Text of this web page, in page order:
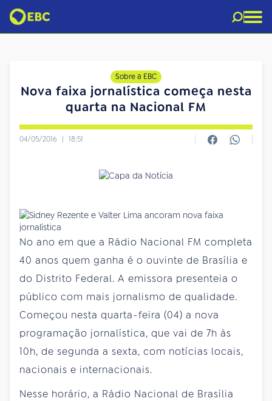
Sobre a EBC
Nova faixa jornalística começa nesta
quarta na Nacional FM
04/05/2016 | 18:51
No ano em que a Rádio Nacional FM completa
40 anos quem ganha é o ouvinte de Brasília e
do Distrito Federal. A emissora presenteia o
público com mais jornalismo de qualidade.
Começou nesta quarta-feira (04) a nova
programação jornalística, que vai de 7h às
10h, de segunda a sexta, com notícias locais,
nacionais e internacionais.
Nesse horário, a Rádio Nacional de Brasília